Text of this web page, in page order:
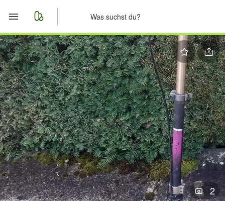
Start
Merkliste
Nachrichten
Anzeige aufgeben
2